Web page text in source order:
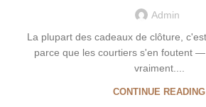
Admin
La plupart des cadeaux de clôture,
parce que les courtiers s'en foutent
vraiment....
CONTINUE READING